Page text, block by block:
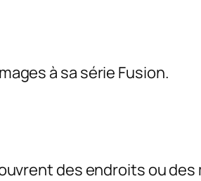
à sa série Fusion.
des endroits ou